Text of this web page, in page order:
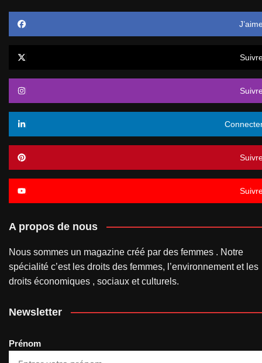
A propos de nous
Nous sommes un magazine créé par des femmes . Notre
spécialité c’est les droits des femmes, l’environnement et les
droits économiques , sociaux et culturels.
Newsletter
Prénom